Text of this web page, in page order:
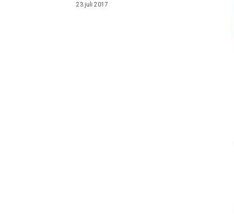
23 juli 2017